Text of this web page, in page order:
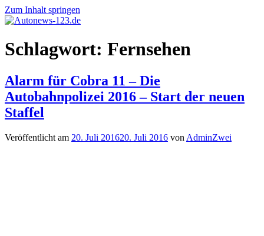
Zum Inhalt springen
Autonews-
123.de
Autonews
mit
Schlagwort: Fernsehen
Alarm für Cobra 11 – Die
Autobahnpolizei 2016 – Start der neuen
Staffel
Veröffentlicht am 20. Juli 201620. Juli 2016 von AdminZwei